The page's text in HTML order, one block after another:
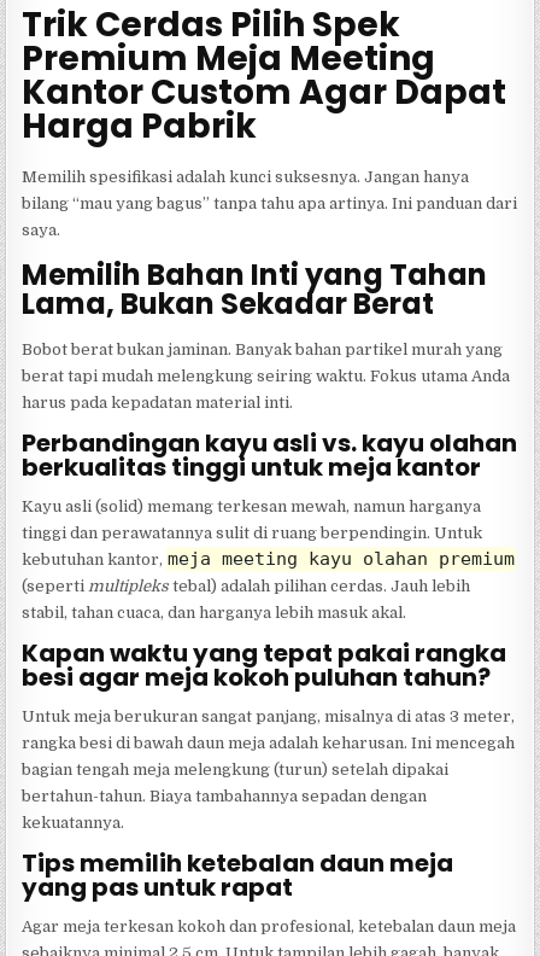
Trik Cerdas Pilih Spek
Premium Meja Meeting
Kantor Custom Agar Dapat
Harga Pabrik
Memilih spesifikasi adalah kunci suksesnya. Jangan hanya
bilang “mau yang bagus” tanpa tahu apa artinya. Ini panduan dari
saya.
Memilih Bahan Inti yang Tahan
Lama, Bukan Sekadar Berat
Bobot berat bukan jaminan. Banyak bahan partikel murah yang
berat tapi mudah melengkung seiring waktu. Fokus utama Anda
harus pada kepadatan material inti.
Perbandingan kayu asli vs. kayu olahan
berkualitas tinggi untuk meja kantor
Kayu asli (solid) memang terkesan mewah, namun harganya
tinggi dan perawatannya sulit di ruang berpendingin. Untuk
kebutuhan kantor, meja meeting kayu olahan premium
(seperti multipleks tebal) adalah pilihan cerdas. Jauh lebih
stabil, tahan cuaca, dan harganya lebih masuk akal.
Kapan waktu yang tepat pakai rangka
besi agar meja kokoh puluhan tahun?
Untuk meja berukuran sangat panjang, misalnya di atas 3 meter,
rangka besi di bawah daun meja adalah keharusan. Ini mencegah
bagian tengah meja melengkung (turun) setelah dipakai
bertahun-tahun. Biaya tambahannya sepadan dengan
kekuatannya.
Tips memilih ketebalan daun meja
yang pas untuk rapat
Agar meja terkesan kokoh dan profesional, ketebalan daun meja